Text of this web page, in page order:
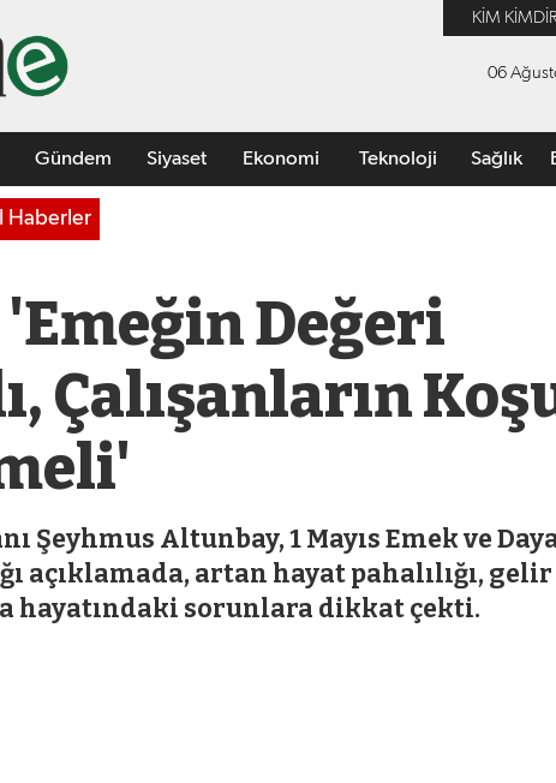
KİM
06
Gündem Siyaset Ekonomi Teknoloji Sağlık
Haberler
Değeri
Çalışanların
Şeyhmus Altunbay, 1 Mayıs Emek ve
açıklamada, artan hayat pahalılığı, gelir
hayatındaki sorunlara dikkat çekti.